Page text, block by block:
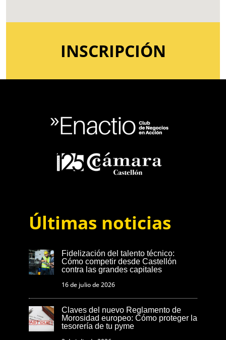
INSCRIPCIÓN
Últimas noticias
Fidelización del talento técnico:
Cómo competir desde Castellón
contra las grandes capitales
16 de julio de 2026
Claves del nuevo Reglamento de
Morosidad europeo: Cómo proteger la
tesorería de tu pyme